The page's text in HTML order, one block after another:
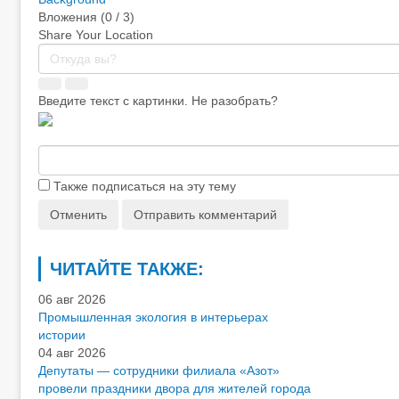
Вложения (0 / 3)
Share Your Location
Введите текст с картинки. Не разобрать?
Также подписаться на эту тему
Отменить
Отправить комментарий
ЧИТАЙТЕ ТАКЖЕ:
06 авг 2026
Промышленная экология в интерьерах
истории
04 авг 2026
Депутаты — сотрудники филиала «Азот»
провели праздники двора для жителей города